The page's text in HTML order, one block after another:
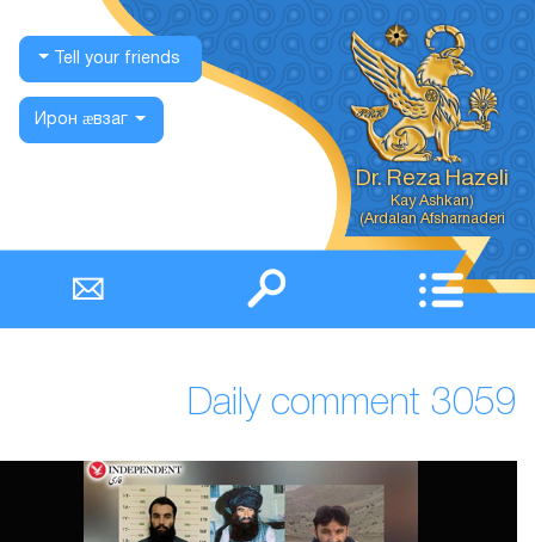
Dr. Reza Hazeli
(Kay Ashkan
Ardalan Afsharnaderi)
Tell your friends
Ирон ӕвзаг
Daily comment 3059